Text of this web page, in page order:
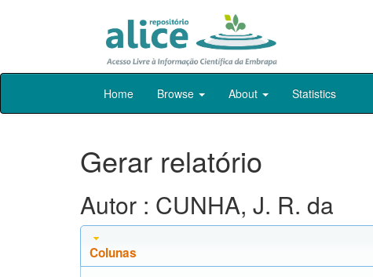
Skip
Home Browse About Statistics
Gerar relatório
Autor : CUNHA, J. R. da
Colunas